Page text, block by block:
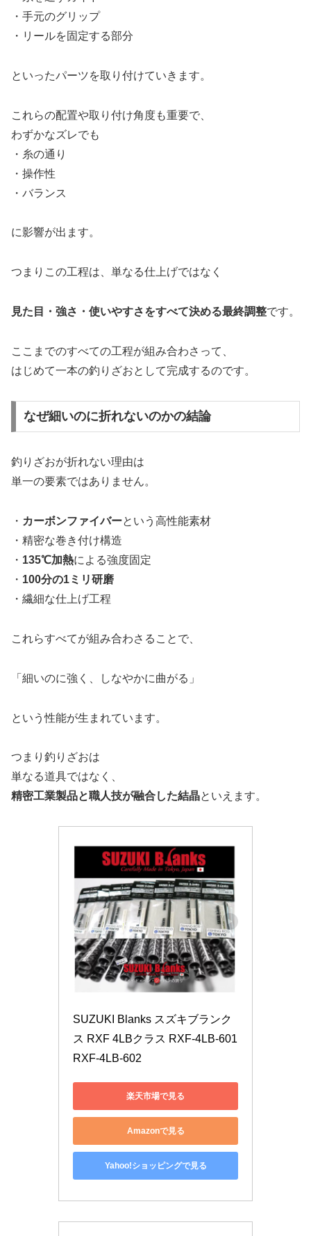
・手元のグリップ
・リールを固定する部分
といったパーツを取り付けていきます。
これらの配置や取り付け角度も重要で、
わずかなズレでも
・糸の通り
・操作性
・バランス
に影響が出ます。
つまりこの工程は、単なる仕上げではなく
見た目・強さ・使いやすさをすべて決める最終調整です。
ここまでのすべての工程が組み合わさって、
はじめて一本の釣りざおとして完成するのです。
なぜ細いのに折れないのかの結論
釣りざおが折れない理由は
単一の要素ではありません。
・ カーボンファイバーという高性能素材
・精密な巻き付け構造
・ 135℃加熱による強度固定
・ 100分の1ミリ研磨
・繊細な仕上げ工程
これらすべてが組み合わさることで、
「細いのに強く、しなやかに曲がる」
という性能が生まれています。
つまり釣りざおは
単なる道具ではなく、
精密工業製品と職人技が融合した結晶といえます。
SUZUKI Blanks スズキブランク
ス RXF 4LBクラス RXF-4LB-601
RXF-4LB-602
楽天市場で見る
Amazonで見る
Yahoo!ショッピングで見る